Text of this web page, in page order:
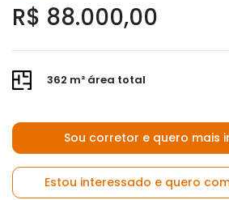
R$ 88.000,00
362 m² área total
Sou corretor e quero mais
Estou interessado e quero